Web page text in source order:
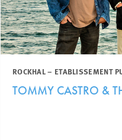
ROCKHAL – ETABLISSEMENT
TOMMY CASTRO &